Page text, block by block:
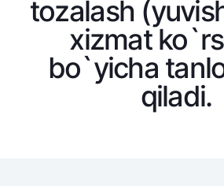
Yevro
Hamma uchun USD uchun
Talab qilib olinguncha USD
Oltin omonat
NBU’dan oltin quymalar
UzCard/HUMO
Visa FIFA
Mastercard
Eskrou hisobvarag‘i
Tariflar
tozalash
xizmat
bo`yicha
qiladi.